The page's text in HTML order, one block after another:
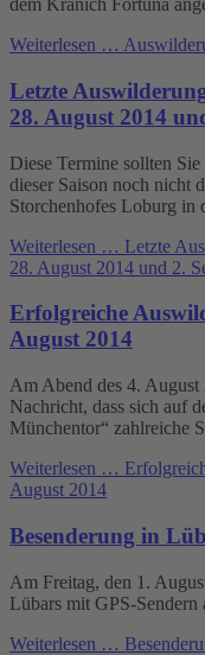
dem Kranich Fortuna
Weiterlesen …
Letzte
28. August 2014
Diese Termine sollten
dieser Saison noch nicht
Storchenhofes Loburg in
Weiterlesen … Letzte
28. August 2014 und 2.
Erfolgreiche
August 2014
Am Abend des 4.
Nachricht, dass sich auf
Münchentor“ zahlreiche
Weiterlesen …
August 2014
Besenderung in
Am Freitag, den 1.
Lübars mit GPS-Sendern
Weiterlesen …